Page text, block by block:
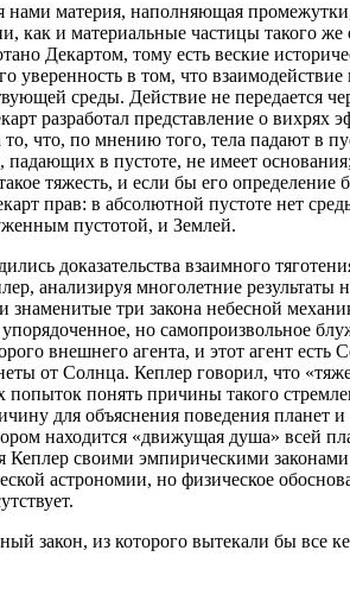
материя, наполняющая
как и материальные частицы такого же
Декартом, тому есть веские
уверенность в том, что
среды. Действие не передается
разработал представление о вихрях
что, по мнению того, тела падают в
падающих в пустоте, не имеет
тяжесть, и если бы его определение
прав: в абсолютной пустоте нет
пустотой, и Землей.
доказательства взаимного
анализируя многолетние результаты
знаменитые три закона небесной
но самопроизвольное
внешнего агента, и этот агент есть
от Солнца. Кеплер говорил, что
попыток понять причины такого
для объяснения поведения планет и
находится «движущая душа» всей
Кеплер своими эмпирическими
астрономии, но физическое
закон, из которого вытекали бы все